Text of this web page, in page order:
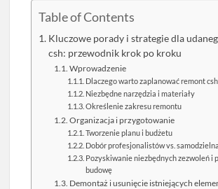
Table of Contents
Kluczowe porady i strategie dla
csh: przewodnik krok po kroku
Wprowadzenie
Dlaczego warto zaplanować remont
Niezbędne narzędzia i materiały
Określenie zakresu remontu
Organizacja i przygotowanie
Tworzenie planu i budżetu
Dobór profesjonalistów vs.
Pozyskiwanie niezbędnych zezwoleń i
budowę
Demontaż i usunięcie istniejących